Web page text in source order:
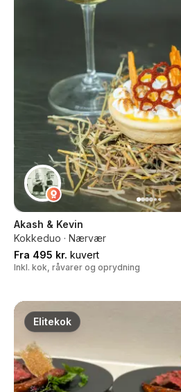
Akash & Kevin
Kokkeduo · Nærvær
Fra 495 kr. kuvert
Inkl. kok, råvarer og oprydning
Elitekok